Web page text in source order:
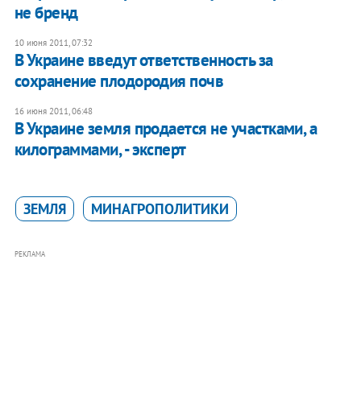
не бренд
10 июня 2011, 07:32
В Украине введут ответственность за
сохранение плодородия почв
16 июня 2011, 06:48
В Украине земля продается не участками, а
килограммами, - эксперт
ЗЕМЛЯ МИНАГРОПОЛИТИКИ
РЕКЛАМА